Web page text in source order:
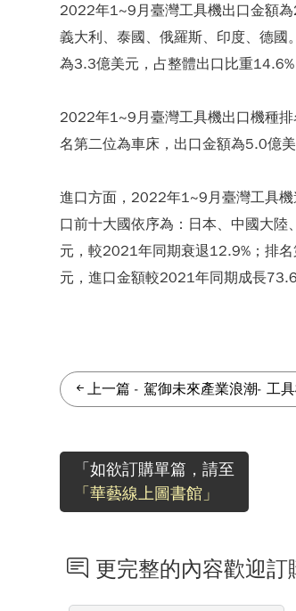
2022年1~9月臺灣工具機出口金額
義大利、泰國、俄羅斯、印度、德
為3.3億美元，占整體出口比重
2022年1~9月臺灣工具機出口機種
名第二位為車床，出口金額為5.0億
進口方面，2022年1~9月臺灣工具
口前十大國依序為：日本、中國大
元，較2021年同期衰退12.9%；排
元，進口金額較2021年同期成長
上一篇 -駕御未來產業浪潮- 工
「如欲訂購單篇，請至
「華藝線上圖書館」
更完整的內容歡迎